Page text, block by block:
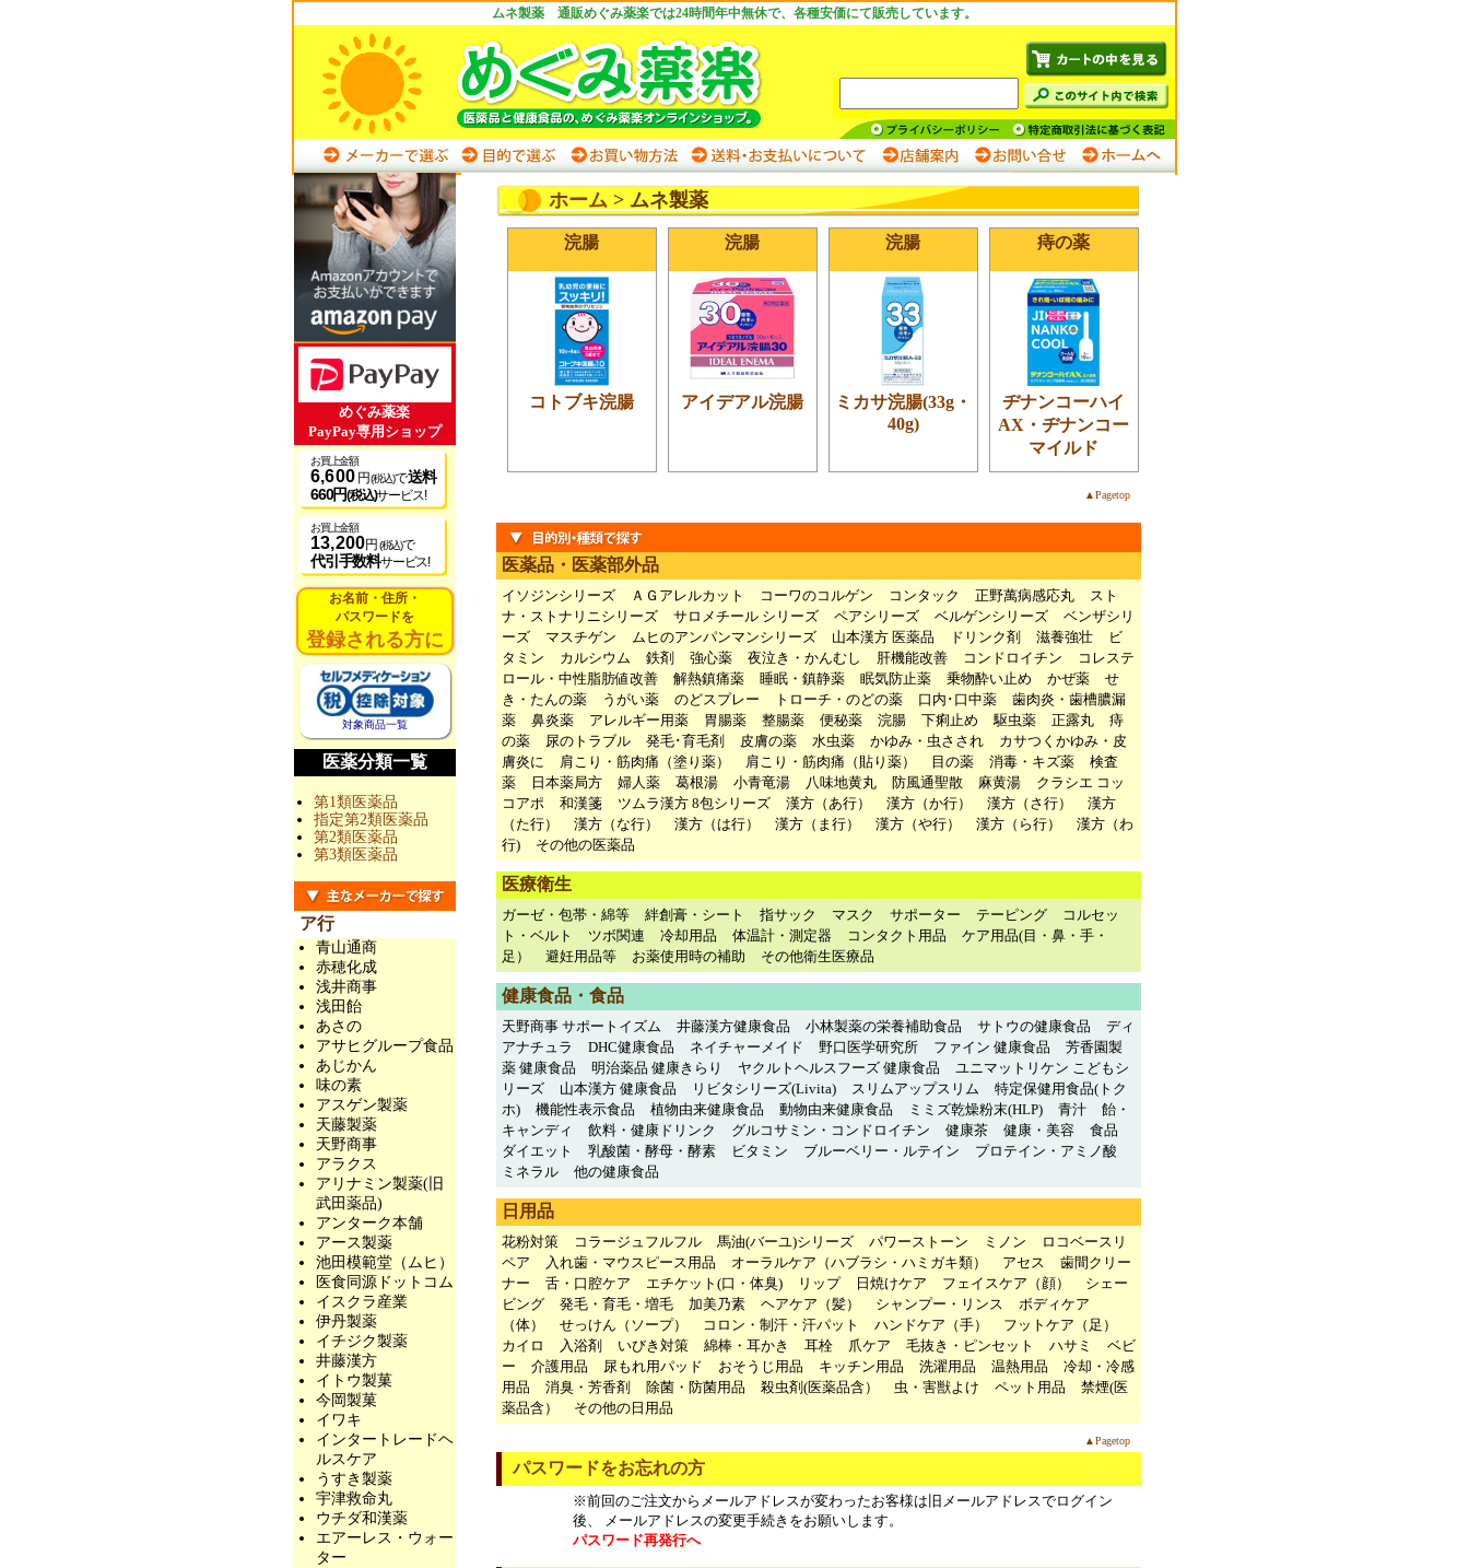
ムネ製薬 通販めぐみ薬楽では24時間年中無休で、各種安価にて販売しています。
ホーム> ムネ製薬
浣腸
コトブキ浣腸
浣腸
アイデアル浣腸
浣腸
ミカサ浣腸(33g・
40g)
痔の薬
ヂナンコーハイ
AX・ヂナンコー
マイルド
▲Pagetop
医薬品・医薬部外品
イソジンシリーズ ＡＧアレルカット コーワのコルゲン コンタック 正野萬病感応丸
スト
ナ・ストナリニシリーズ
サロメチール シリーズ ペアシリーズ ベルゲンシリーズ
ベンザシリ
ーズ
マスチゲン ムヒのアンパンマンシリーズ 山本漢方 医薬品 ドリンク剤 滋養強壮
ビ
タミン
カルシウム 鉄剤 強心薬 夜泣き・かんむし 肝機能改善 コンドロイチン
コレステ
ロール・中性脂肪値改善
解熱鎮痛薬 睡眠・鎮静薬 眠気防止薬 乗物酔い止め かぜ薬
せ
き・たんの薬
うがい薬 のどスプレー トローチ・のどの薬 口内･口中薬
歯肉炎・歯槽膿漏
薬
鼻炎薬 アレルギー用薬 胃腸薬 整腸薬 便秘薬 浣腸 下痢止め 駆虫薬 正露丸
痔
の薬
尿のトラブル 発毛･育毛剤 皮膚の薬 水虫薬 かゆみ・虫さされ
カサつくかゆみ・皮
膚炎に
肩こり・筋肉痛（塗り薬） 肩こり・筋肉痛（貼り薬） 目の薬 消毒・キズ薬
検査
薬
日本薬局方 婦人薬 葛根湯 小青竜湯 八味地黄丸 防風通聖散 麻黄湯
クラシエ コッ
コアポ
和漢箋 ツムラ漢方 8包シリーズ 漢方（あ行） 漢方（か行） 漢方（さ行）
漢方
（た行）
漢方（な行） 漢方（は行） 漢方（ま行） 漢方（や行） 漢方（ら行）
漢方（わ
行)
その他の医薬品
医療衛生
ガーゼ・包帯・綿等 絆創膏・シート 指サック マスク サポーター テーピング
コルセッ
ト・ベルト
ツボ関連 冷却用品 体温計・測定器 コンタクト用品
ケア用品(目・鼻・手・
足）
避妊用品等 お薬使用時の補助 その他衛生医療品
健康食品・食品
天野商事 サポートイズム 井藤漢方健康食品 小林製薬の栄養補助食品 サトウの健康食品
ディ
アナチュラ
DHC健康食品 ネイチャーメイド 野口医学研究所 ファイン 健康食品
芳香園製
薬 健康食品
明治薬品 健康きらり ヤクルトヘルスフーズ 健康食品
ユニマットリケン こどもシ
リーズ
山本漢方 健康食品 リビタシリーズ(Livita) スリムアップスリム
特定保健用食品(トク
ホ)
機能性表示食品 植物由来健康食品 動物由来健康食品 ミミズ乾燥粉末(HLP) 青汁
飴・
キャンディ
飲料・健康ドリンク グルコサミン・コンドロイチン 健康茶 健康・美容
食品
ダイエット
乳酸菌・酵母・酵素 ビタミン ブルーベリー・ルテイン
プロテイン・アミノ酸
ミネラル
他の健康食品
日用品
花粉対策 コラージュフルフル 馬油(バーユ)シリーズ パワーストーン ミノン
ロコベースリ
ペア
入れ歯・マウスピース用品 オーラルケア（ハブラシ・ハミガキ類） アセス
歯間クリー
ナー
舌・口腔ケア エチケット(口・体臭) リップ 日焼けケア フェイスケア（顔）
シェー
ビング
発毛・育毛・増毛 加美乃素 ヘアケア（髪） シャンプー・リンス
ボディケア
（体）
せっけん（ソープ） コロン・制汗・汗パット ハンドケア（手）
フットケア（足）
カイロ
入浴剤 いびき対策 綿棒・耳かき 耳栓 爪ケア 毛抜き・ピンセット ハサミ
ベビ
ー
介護用品 尿もれ用パッド おそうじ用品 キッチン用品 洗濯用品 温熱用品
冷却・冷感
用品
消臭・芳香剤 除菌・防菌用品 殺虫剤(医薬品含） 虫・害獣よけ ペット用品
禁煙(医
薬品含）
その他の日用品
▲Pagetop
パスワードをお忘れの方
※前回のご注文からメールアドレスが変わったお客様は旧メールアドレスでログイン
後、 メールアドレスの変更手続きをお願いします。
パスワード再発行へ
めぐみ薬楽
PayPay専用ショップ
お買上金額
6,600 円(税込)で送料
660円(税込)サービス!
お買上金額
13,200円 (税込)で
代引手数料サービス!
お名前・住所・
パスワードを
登録される方に
対象商品一覧
医薬分類一覧
第1類医薬品
指定第2類医薬品
第2類医薬品
第3類医薬品
ア行
青山通商
赤穂化成
浅井商事
浅田飴
あさの
アサヒグループ食品
あじかん
味の素
アスゲン製薬
天藤製薬
天野商事
アラクス
アリナミン製薬(旧
武田薬品)
アンターク本舗
アース製薬
池田模範堂（ムヒ）
医食同源ドットコム
イスクラ産業
伊丹製薬
イチジク製薬
井藤漢方
イトウ製菓
今岡製菓
イワキ
インタートレードヘ
ルスケア
うすき製薬
宇津救命丸
ウチダ和漢薬
エアーレス・ウォー
ター